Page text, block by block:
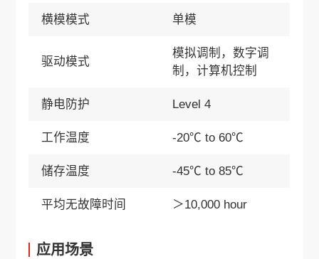
横模模式 单模
驱动模式
模拟调制，数字调
制，计算机控制
静电防护 Level 4
工作温度 -20℃ to 60℃
储存温度 -45℃ to 85℃
平均无故障时间 ＞10,000 hour
应用场景